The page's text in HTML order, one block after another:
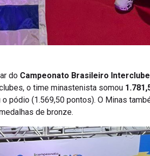
do Campeonato Brasileiro
o time minastenista somou
pódio (1.569,50 pontos). O Minas
de bronze.